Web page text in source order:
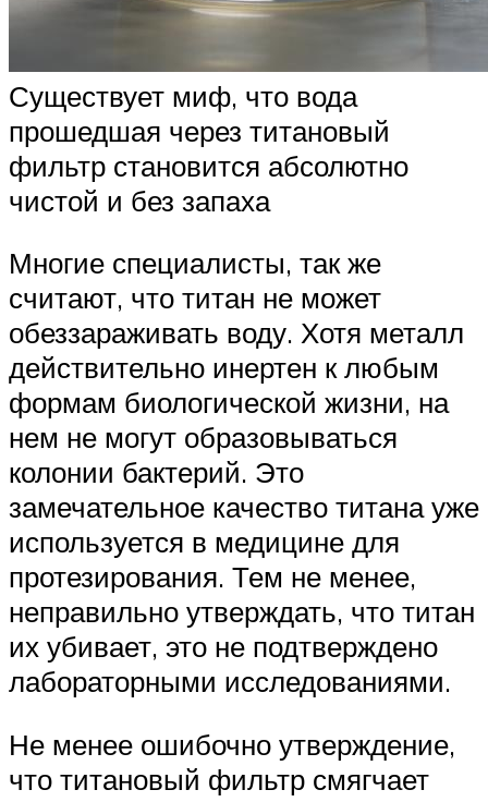
Существует миф, что вода
прошедшая через титановый
фильтр становится абсолютно
чистой и без запаха
Многие специалисты, так же
считают, что титан не может
обеззараживать воду. Хотя металл
действительно инертен к любым
формам биологической жизни, на
нем не могут образовываться
колонии бактерий. Это
замечательное качество титана уже
используется в медицине для
протезирования. Тем не менее,
неправильно утверждать, что титан
их убивает, это не подтверждено
лабораторными исследованиями.
Не менее ошибочно утверждение,
что титановый фильтр смягчает